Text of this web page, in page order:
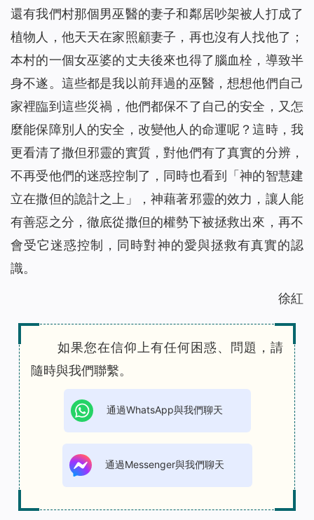
還有我們村那個男巫醫的妻子和鄰居吵架被人打成了
植物人，他天天在家照顧妻子，再也沒有人找他了；
本村的一個女巫婆的丈夫後來也得了腦血栓，導致半
身不遂。這些都是我以前拜過的巫醫，想想他們自己
家裡臨到這些災禍，他們都保不了自己的安全，又怎
麼能保障別人的安全，改變他人的命運呢？這時，我
更看清了撒但邪靈的實質，對他們有了真實的分辨，
不再受他們的迷惑控制了，同時也看到「神的智慧建
立在撒但的詭計之上」，神藉著邪靈的效力，讓人能
有善惡之分，徹底從撒但的權勢下被拯救出來，再不
會受它迷惑控制，同時對神的愛與拯救有真實的認
識。
徐紅
如果您在信仰上有任何困惑、問題，請
隨時與我們聯繫。
通過WhatsApp與我們聊天
通過Messenger與我們聊天